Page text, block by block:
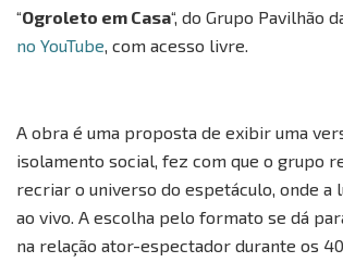
“Ogroleto em Casa“, do Grupo Pavilhão
no YouTube, com acesso livre.
A obra é uma proposta de exibir uma
isolamento social, fez com que o grupo
recriar o universo do espetáculo, onde
ao vivo. A escolha pelo formato se dá
na relação ator-espectador durante os